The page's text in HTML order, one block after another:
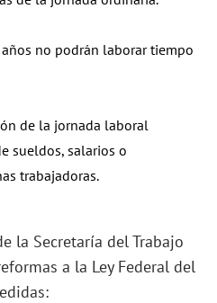
no podrán laborar tiempo
de la jornada laboral
sueldos, salarios o
trabajadoras.
la Secretaría del Trabajo
a la Ley Federal del